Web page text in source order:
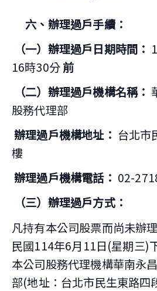
六、辦理過戶手續：
（一）辦理過戶日期時間：
16時30分前
（二）辦理過戶機構名稱：
股務代理部
辦理過戶機構地址： 台北市
樓
辦理過戶機構電話： 02-
（三）辦理過戶方式：
凡持有本公司股票而尚未辦
民國114年6月11日(星期三)
本公司股務代理機構華南永
部(地址：台北市民生東路四